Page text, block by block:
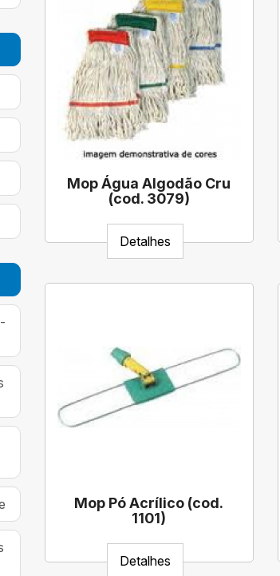
Mop Água Algodão Cru
(cod. 3079)
Detalhes
Mop Pó Acrílico (cod.
1101)
Detalhes